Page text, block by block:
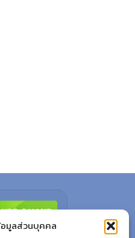
มูลส่วนบุคคล